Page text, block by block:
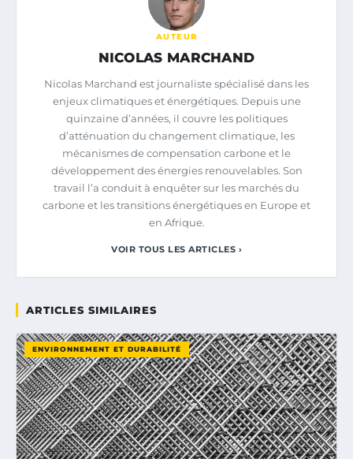
AUTEUR
NICOLAS MARCHAND
Nicolas Marchand est journaliste spécialisé dans les
enjeux climatiques et énergétiques. Depuis une
quinzaine d’années, il couvre les politiques
d’atténuation du changement climatique, les
mécanismes de compensation carbone et le
développement des énergies renouvelables. Son
travail l’a conduit à enquêter sur les marchés du
carbone et les transitions énergétiques en Europe et
en Afrique.
VOIR TOUS LES ARTICLES ›
ARTICLES SIMILAIRES
ENVIRONNEMENT ET DURABILITÉ